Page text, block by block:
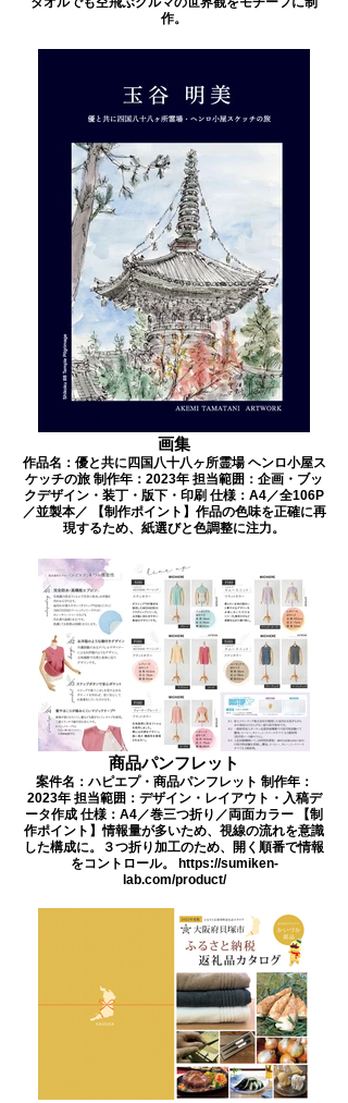
作。
画集
作品名：優と共に四国八十八ヶ所霊場 ヘンロ小屋ス
ケッチの旅 制作年：2023年 担当範囲：企画・ブッ
クデザイン・装丁・版下・印刷 仕様：A4／全106P
／並製本／ 【制作ポイント】作品の色味を正確に再
現するため、紙選びと色調整に注力。
商品パンフレット
案件名：ハピエプ・商品パンフレット 制作年：
2023年 担当範囲：デザイン・レイアウト・入稿デ
ータ作成 仕様：A4／巻三つ折り／両面カラー 【制
作ポイント】情報量が多いため、視線の流れを意識
した構成に。３つ折り加工のため、開く順番で情報
をコントロール。 https://sumiken-
lab.com/product/